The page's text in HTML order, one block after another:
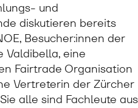
und
diskutieren bereits
Besucher:innen der
Valdibella, eine
Fairtrade Organisation
Vertreterin der Zürcher
alle sind Fachleute aus